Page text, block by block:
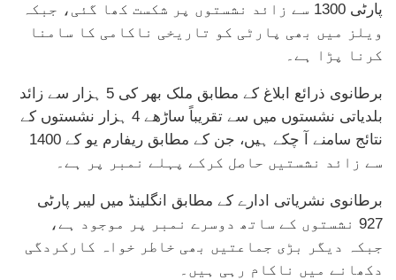
پارٹی 1300 سے زائد نشستوں پر شکست کھا گئی، جبکہ
ویلز میں بھی پارٹی کو تاریخی ناکامی کا سامنا
کرنا پڑا ہے۔
برطانوی ذرائع ابلاغ کے مطابق ملک بھر کی 5 ہزار سے زائد
بلدیاتی نشستوں میں سے تقریباً ساڑھے 4 ہزار نشستوں کے
نتائج سامنے آ چکے ہیں، جن کے مطابق ریفارم یو کے 1400
سے زائد نشستیں حاصل کرکے پہلے نمبر پر ہے۔
برطانوی نشریاتی ادارے کے مطابق انگلینڈ میں لیبر پارٹی
927 نشستوں کے ساتھ دوسرے نمبر پر موجود ہے،
جبکہ دیگر بڑی جماعتیں بھی خاطر خواہ کارکردگی
دکھانے میں ناکام رہی ہیں۔